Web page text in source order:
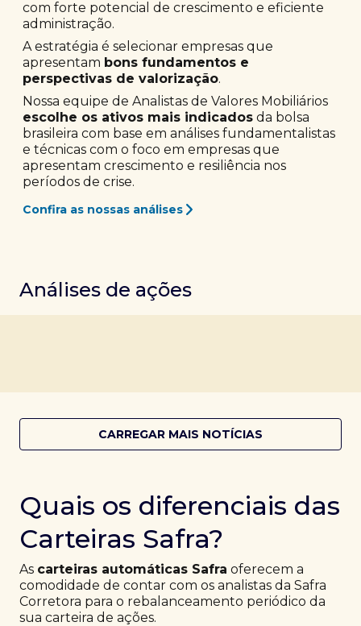
com forte potencial de crescimento e eficiente
administração.
A estratégia é selecionar empresas que
apresentam bons fundamentos e
perspectivas de valorização.
Nossa equipe de Analistas de Valores Mobiliários
escolhe os ativos mais indicados da bolsa
brasileira com base em análises fundamentalistas
e técnicas com o foco em empresas que
apresentam crescimento e resiliência nos
períodos de crise.
Confira as nossas análises
Análises de ações
CARREGAR MAIS NOTÍCIAS
Quais os diferenciais das
Carteiras Safra?
As carteiras automáticas Safra oferecem a
comodidade de contar com os analistas da Safra
Corretora para o rebalanceamento periódico da
sua carteira de ações.